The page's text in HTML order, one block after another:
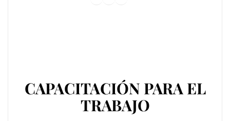
CAPACITACIÓN PARA EL
TRABAJO